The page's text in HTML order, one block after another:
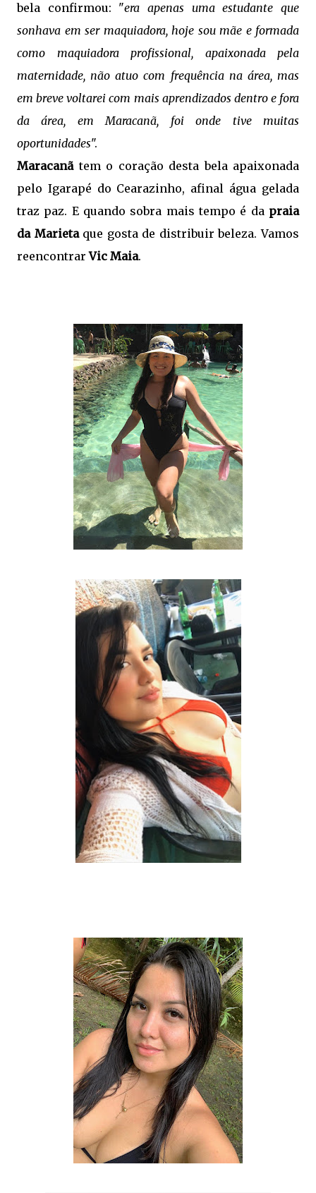
bela confirmou: "era apenas uma estudante que
sonhava em ser maquiadora, hoje sou mãe e formada
como maquiadora profissional, apaixonada pela
maternidade, não atuo com frequência na área, mas
em breve voltarei com mais aprendizados dentro e fora
da área, em Maracanã, foi onde tive muitas
oportunidades".
Maracanãtem o coração desta bela apaixonada
pelo Igarapé do Cearazinho, afinal água gelada
traz paz. E quando sobra mais tempo é da praia
da Marietaque gosta de distribuir beleza. Vamos
reencontrarVic Maia.